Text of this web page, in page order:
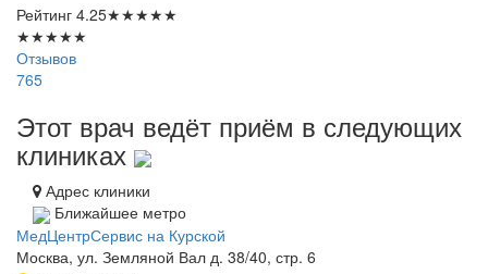
Рейтинг 4.25★★★★★
★★★★★
Отзывов
765
Этот врач ведёт приём в следующих
клиниках
Адрес клиники
Ближайшее метро
МедЦентрСервис на Курской
Москва, ул. Земляной Вал д. 38/40, стр. 6